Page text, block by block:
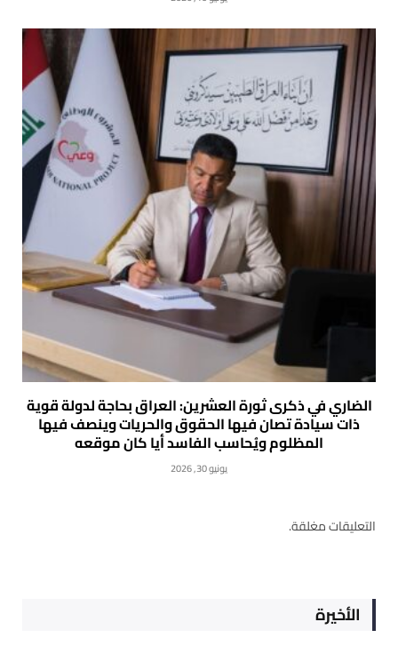
الضاري في ذكرى ثورة العشرين: العراق بحاجة لدولة قوية
ذات سيادة تصان فيها الحقوق والحريات وينصف فيها
المظلوم ويُحاسب الفاسد أيا كان موقعه
يونيو 30, 2026
التعليقات مغلقة.
الأخيرة